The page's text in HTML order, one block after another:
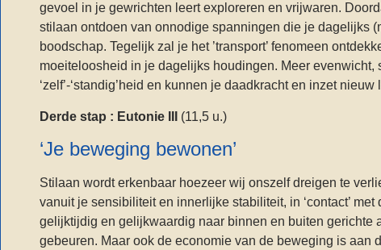
gevoel in je gewrichten leert exploreren en vrijwaren.
stilaan ontdoen van onnodige spanningen die je dagelijks
boodschap. Tegelijk zal je het ’transport’ fenomeen
moeiteloosheid in je dagelijks houdingen. Meer
‘zelf’-‘standig’heid en kunnen je daadkracht en inzet
Derde stap : Eutonie III (11,5 u.)
‘Je beweging bewonen’
Stilaan wordt erkenbaar hoezeer wij onszelf dreigen te
vanuit je sensibiliteit en innerlijke stabiliteit, in ‘contact’
gelijktijdig en gelijkwaardig naar binnen en buiten gerichte
gebeuren. Maar ook de economie van de beweging is aan